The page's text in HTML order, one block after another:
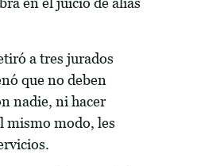
a tres jurados
que no deben
nadie, ni hacer
mismo modo, les